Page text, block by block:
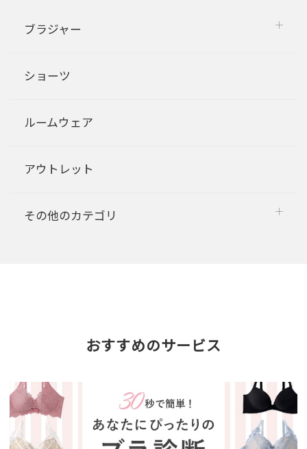
ブラジャー
ショーツ
ルームウェア
アウトレット
その他のカテゴリ
おすすめのサービス